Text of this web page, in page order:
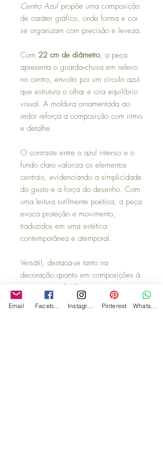
Centro Azulpropõe uma composição
de caráter gráfico, onde forma e cor
se organizam com precisão e leveza.
Com 22 cm de diâmetro, a peça
apresenta o guarda‑chuva em relevo
no centro, envolto por um círculo azul
que estrutura o olhar e cria equilíbrio
visual. A moldura ornamentada ao
redor reforça a composição com ritmo
e detalhe.
O contraste entre o azul intenso e o
fundo claro valoriza os elementos
centrais, evidenciando a simplicidade
do gesto e a força do desenho. Com
uma leitura sutilmente poética, a peça
evoca proteção e movimento,
traduzidos em uma estética
contemporânea e atemporal.
Versátil, destaca-se tanto na
decoração quanto em composições à
mesa, trazendo charme e
personalidade ao ambiente.
Email Pinterest